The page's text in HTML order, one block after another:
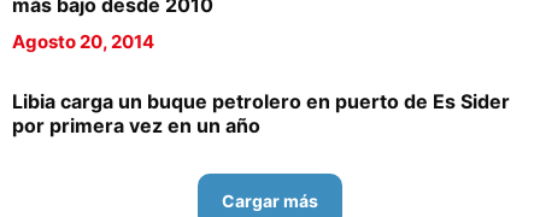
más bajo desde 2010
Agosto 20, 2014
Libia carga un buque petrolero en puerto de Es Sider
por primera vez en un año
Cargar más